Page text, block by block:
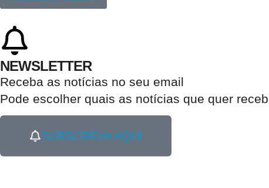
NEWSLETTER
Receba as notícias no seu email​
Pode escolher quais as notícias que quer
SUBSCREVA AQUI